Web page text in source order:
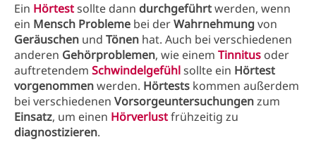
Ein Hörtestsollte dann durchgeführtwerden, wenn
ein Mensch Probleme bei derWahrnehmungvon
Geräuschen und Tönen hat. Auch bei verschiedenen
anderen Gehörproblemen, wie einem Tinnitus oder
auftretendem Schwindelgefühlsollte ein Hörtest
vorgenommenwerden. Hörtests kommen außerdem
bei verschiedenen Vorsorgeuntersuchungenzum
Einsatz, um einen Hörverlustfrühzeitig zu
diagnostizieren.